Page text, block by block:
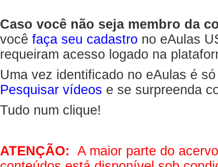
Caso você não seja membro da
você faça seu cadastro no eAulas
requeiram acesso logado na
Uma vez identificado no eAulas é
Pesquisar vídeos e se surpreenda
Tudo num clique!
ATENÇÃO: A maior parte do